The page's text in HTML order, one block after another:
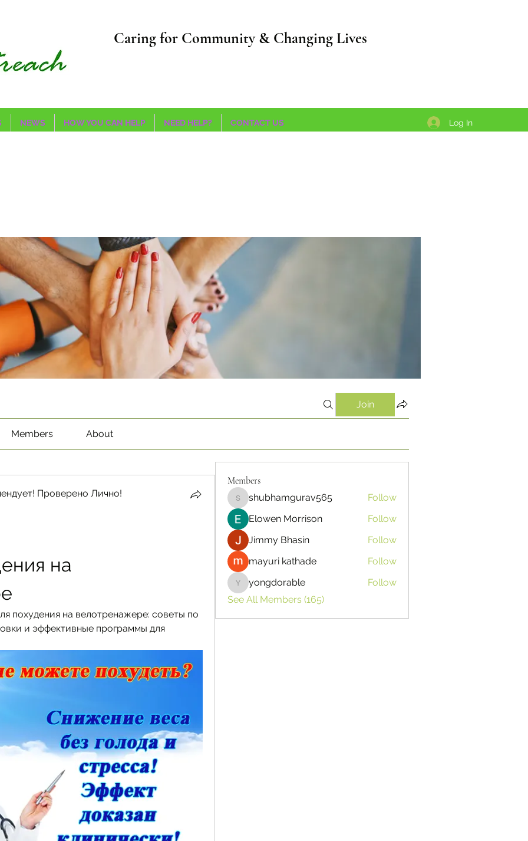
Caring for Community & Changing Lives
NEWS HOW YOU CAN HELP NEED HELP? CONTACT US Log In
Join
Members About
Проверено Лично!
на
похудения на велотренажере: советы по
и эффективные программы для
Members
shubhamgurav565
shubhamgurav565
Follow
Elowen Morrison
Follow
Jimmy Bhasin
Follow
mayuri kathade
Follow
yongdorable
yongdorable
Follow
See All Members (165)